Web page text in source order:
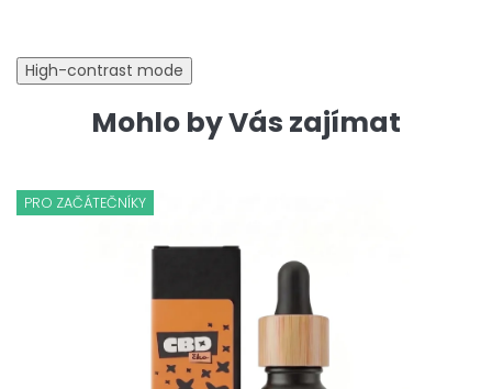
High-contrast mode
Mohlo by Vás zajímat
PRO ZAČÁTEČNÍKY